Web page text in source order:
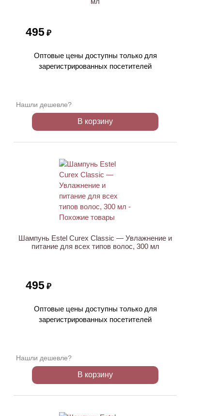
495 ₽
Оптовые цены доступны только для
зарегистрированных посетителей
Нашли дешевле?
В корзину
Шампунь Estel Curex Classic — Увлажнение и
питание для всех типов волос, 300 мл
495 ₽
Оптовые цены доступны только для
зарегистрированных посетителей
Нашли дешевле?
В корзину